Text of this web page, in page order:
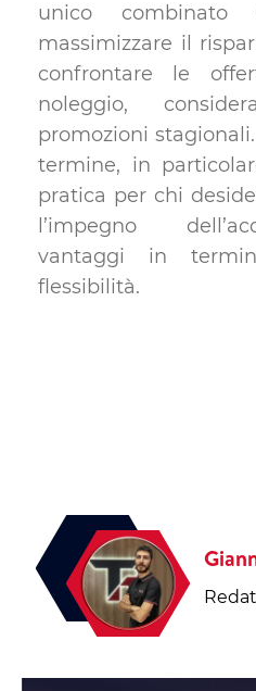
unico
massimizzare il
confrontare le
noleggio,
promozioni
termine, in
pratica per chi
l’impegno
vantaggi in
flessibilità.